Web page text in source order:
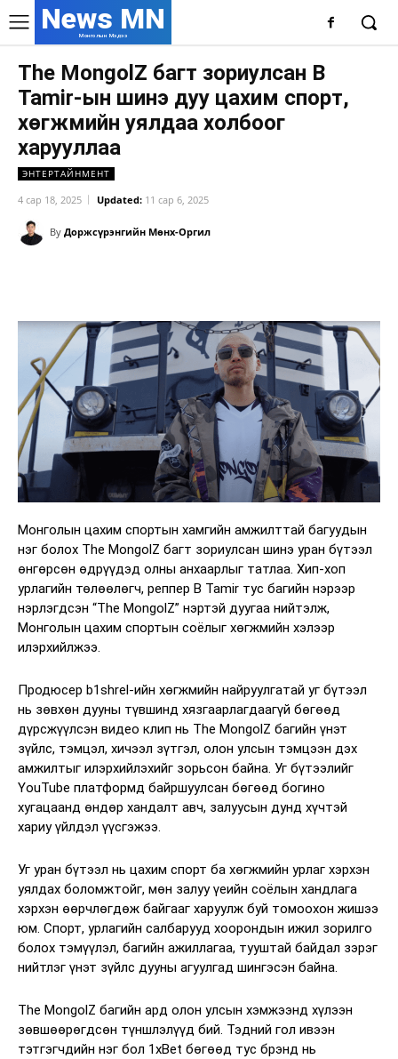
News MN
Монголын Мэдээ
The MongolZ багт зориулсан B
Tamir-ын шинэ дуу цахим спорт,
хөгжмийн уялдаа холбоог
харууллаа
ЭНТЕРТАЙНМЕНТ
4 сар 18, 2025 Updated: 11 сар 6, 2025
By Доржсүрэнгийн Мөнх-Оргил
Монголын цахим спортын хамгийн амжилттай багуудын
нэг болох The MongolZ багт зориулсан шинэ уран бүтээл
өнгөрсөн өдрүүдэд олны анхаарлыг татлаа. Хип-хоп
урлагийн төлөөлөгч, реппер B Tamir тус багийн нэрээр
нэрлэгдсэн “The MongolZ” нэртэй дуугаа нийтэлж,
Монголын цахим спортын соёлыг хөгжмийн хэлээр
илэрхийлжээ.
Продюсер b1shrel-ийн хөгжмийн найруулгатай уг бүтээл
нь зөвхөн дууны түвшинд хязгаарлагдаагүй бөгөөд
дүрсжүүлсэн видео клип нь The MongolZ багийн үнэт
зүйлс, тэмцэл, хичээл зүтгэл, олон улсын тэмцээн дэх
амжилтыг илэрхийлэхийг зорьсон байна. Уг бүтээлийг
YouTube платформд байршуулсан бөгөөд богино
хугацаанд өндөр хандалт авч, залуусын дунд хүчтэй
хариу үйлдэл үүсгэжээ.
Уг уран бүтээл нь цахим спорт ба хөгжмийн урлаг хэрхэн
уялдах боломжтойг, мөн залуу үеийн соёлын хандлага
хэрхэн өөрчлөгдөж байгааг харуулж буй томоохон жишээ
юм. Спорт, урлагийн салбарууд хоорондын ижил зорилго
болох тэмүүлэл, багийн ажиллагаа, тууштай байдал зэрэг
нийтлэг үнэт зүйлс дууны агуулгад шингэсэн байна.
The MongolZ багийн ард олон улсын хэмжээнд хүлээн
зөвшөөрөгдсөн түншлэлүүд бий. Тэдний гол ивээн
тэтгэгчдийн нэг бол 1xBet бөгөөд тус брэнд нь